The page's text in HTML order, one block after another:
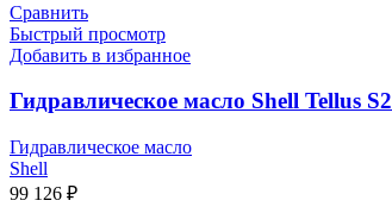
Сравнить
Быстрый просмотр
Добавить в избранное
Гидравлическое масло Shell Tellus
Гидравлическое масло
Shell
99 126 ₽